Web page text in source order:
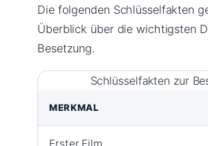
Die folgenden Schlüsselfakten
Überblick über die wichtigsten
Besetzung.
Schlüsselfakten zur
MERKMAL